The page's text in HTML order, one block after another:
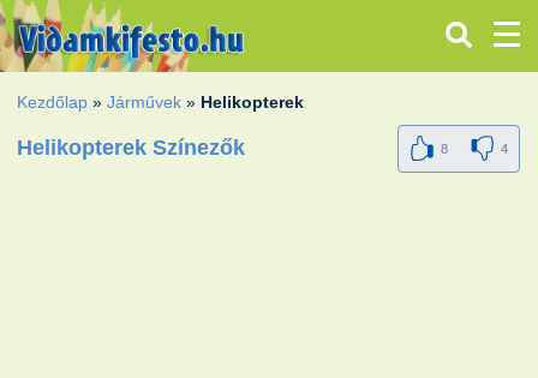
Kezdőlap »Járművek » Helikopterek
Helikopterek Színezők 8 4